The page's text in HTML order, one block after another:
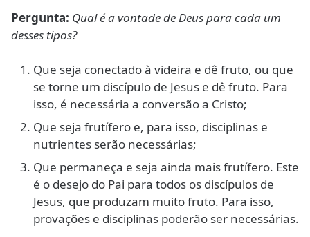
Pergunta: Qual é a vontade de Deus para cada um
desses tipos?
Que seja conectado à videira e dê fruto, ou que
se torne um discípulo de Jesus e dê fruto. Para
isso, é necessária a conversão a Cristo;
Que seja frutífero e, para isso, disciplinas e
nutrientes serão necessárias;
Que permaneça e seja ainda mais frutífero. Este
é o desejo do Pai para todos os discípulos de
Jesus, que produzam muito fruto. Para isso,
provações e disciplinas poderão ser necessárias.